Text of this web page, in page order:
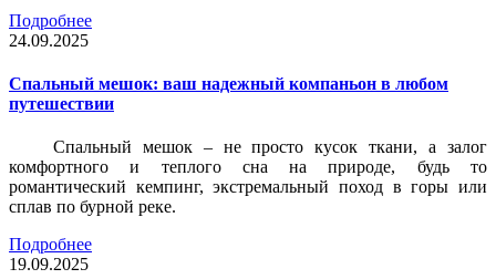
Подробнее
24.09.2025
Спальный мешок: ваш надежный компаньон в любом
путешествии
Спальный мешок – не просто кусок ткани, а залог
комфортного и теплого сна на природе, будь то
романтический кемпинг, экстремальный поход в горы или
сплав по бурной реке.
Подробнее
19.09.2025